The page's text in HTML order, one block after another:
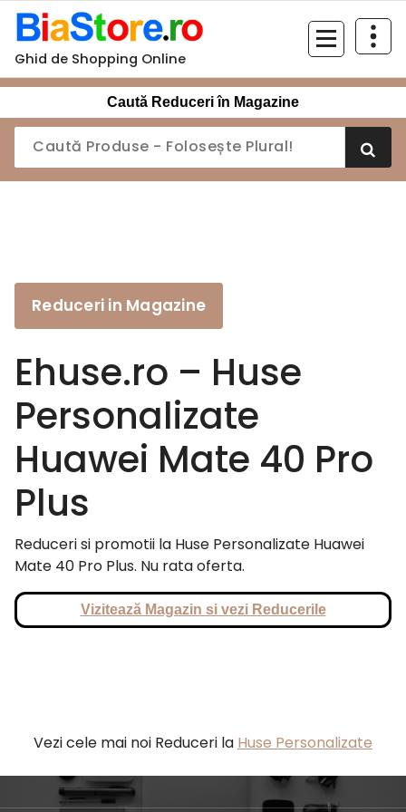
Sari
conținut
Ghid de Shopping Online
Caută Reduceri în Magazine
Reduceri in Magazine
Ehuse.ro – Huse
Personalizate
Huawei Mate 40 Pro
Plus
Reduceri si promotii la Huse Personalizate Huawei
Mate 40 Pro Plus. Nu rata oferta.
Vizitează Magazin si vezi Reducerile
Vezi cele mai noi Reduceri la Huse Personalizate